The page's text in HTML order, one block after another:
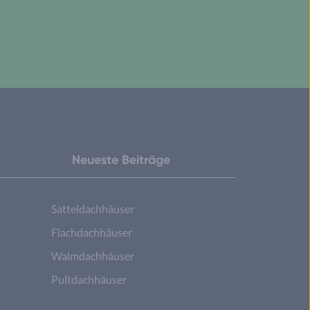
Neueste Beiträge
Satteldachhäuser
Flachdachhäuser
Walmdachhäuser
Pultdachhäuser